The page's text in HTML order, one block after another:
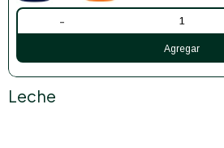
-
Leche